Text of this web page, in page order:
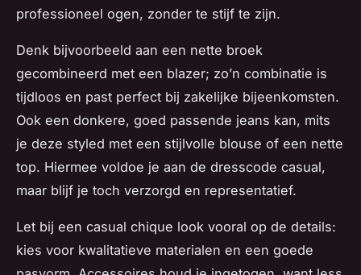
professioneel ogen, zonder te stijf te zijn.
Denk bijvoorbeeld aan een nette broek
gecombineerd met een blazer; zo’n combinatie is
tijdloos en past perfect bij zakelijke bijeenkomsten.
Ook een donkere, goed passende jeans kan, mits
je deze styled met een stijlvolle blouse of een nette
top. Hiermee voldoe je aan de dresscode casual,
maar blijf je toch verzorgd en representatief.
Let bij een casual chique look vooral op de details:
kies voor kwalitatieve materialen en een goede